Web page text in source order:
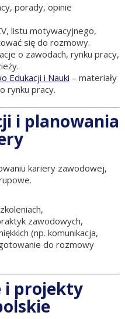
porady, opinie
listu motywacyjnego,
się do rozmowy.
o zawodach, rynku pracy,
Edukacji i Nauki – materiały
rynku pracy.
i planowania
kariery zawodowej,
zawodowych,
(np. komunikacja,
do rozmowy
i projekty